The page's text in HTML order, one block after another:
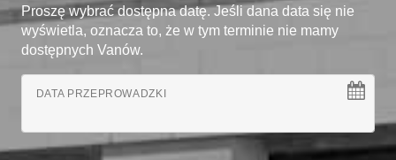
Proszę wybrać dostępna datę. Jeśli dana data się nie
wyświetla, oznacza to, że w tym terminie nie mamy
dostępnych Vanów.
DATA PRZEPROWADZKI